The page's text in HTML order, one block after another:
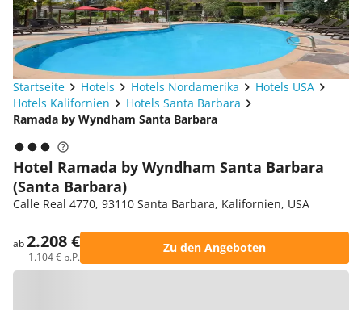
Startseite Hotels Hotels Nordamerika
Hotels USA
Hotels Kalifornien
Hotels Santa Barbara
Ramada by Wyndham Santa Barbara
Hotel Ramada by Wyndham Santa Barbara
(Santa Barbara)
Calle Real 4770, 93110 Santa Barbara, Kalifornien, USA
ab2.208 €
1.104 € p.P.
Zu den Angeboten